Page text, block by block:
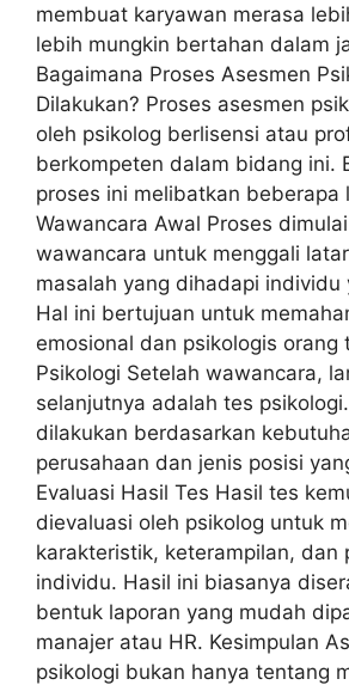
membuat karyawan merasa
lebih mungkin bertahan dalam
Bagaimana Proses Asesmen
Dilakukan? Proses asesmen
oleh psikolog berlisensi atau
berkompeten dalam bidang ini.
proses ini melibatkan beberapa
Wawancara Awal Proses
wawancara untuk menggali
masalah yang dihadapi individu
Hal ini bertujuan untuk
emosional dan psikologis orang
Psikologi Setelah wawancara,
selanjutnya adalah tes
dilakukan berdasarkan
perusahaan dan jenis posisi
Evaluasi Hasil Tes Hasil tes
dievaluasi oleh psikolog untuk
karakteristik, keterampilan, dan
individu. Hasil ini biasanya
bentuk laporan yang mudah
manajer atau HR. Kesimpulan
psikologi bukan hanya tentang